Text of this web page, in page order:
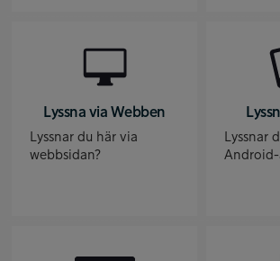
Lyssna via Webben
Lyssnar du här via
webbsidan?
Lyssnar
Android-